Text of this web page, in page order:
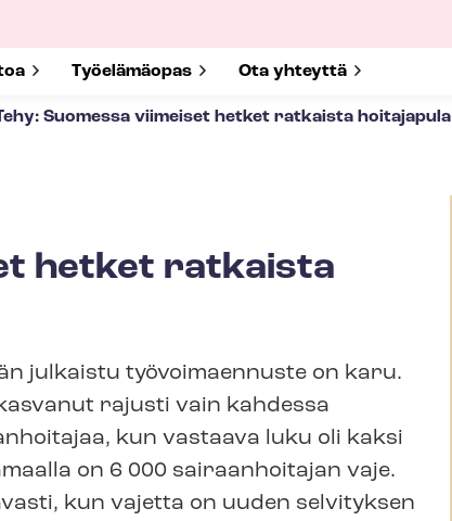
for
Show submenu for
Työelämäopas Show submenu for
Ota yhteyttä
Suomessa viimeiset hetket ratkaista hoitajapula
hetket ratkaista
julkaistu työvoimaennuste on karu.
rajusti vain kahdessa
kun vastaava luku oli kaksi
on 6 000 sairaanhoitajan vaje.
kun vajetta on uuden selvityksen